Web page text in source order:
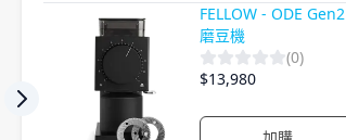
FELLOW - ODE Gen2
磨豆機
(0)
$13,980
Previous slide